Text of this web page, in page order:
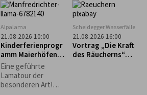
Alpalama
21.08.2026 10:00
Kinderferienprogr
amm Maierhöfen:
Alpalama Familien-
Erlebniszeit
Eine geführte
Lamatour der
besonderen Art!
Scheidegger Wasserfälle
21.08.2026 16:00
Vortrag „Die Kraft
des Räucherns“